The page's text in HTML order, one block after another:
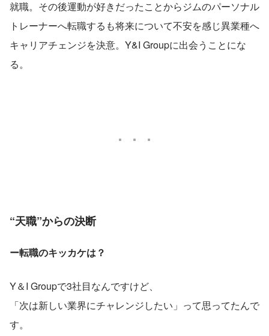
就職。その後運動が好きだったことからジムのパーソナル
トレーナーへ転職するも将来について不安を感じ異業種へ
キャリアチェンジを決意。Y&I Groupに出会うことにな
る。
“天職”からの決断
ー転職のキッカケは？
Y＆I Groupで3社目なんですけど、
「次は新しい業界にチャレンジしたい」って思ってたんで
す。